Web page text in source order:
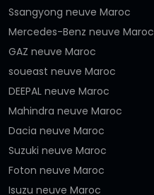
Ssangyong neuve Maroc
Mercedes-Benz neuve Maroc
GAZ neuve Maroc
soueast neuve Maroc
DEEPAL neuve Maroc
Mahindra neuve Maroc
Dacia neuve Maroc
Suzuki neuve Maroc
Foton neuve Maroc
Isuzu neuve Maroc